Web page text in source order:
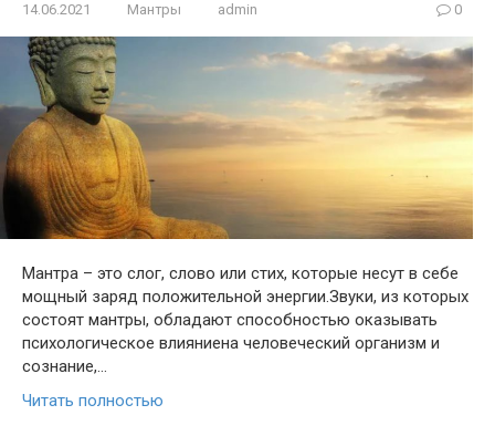
14.06.2021 Мантры admin 0
Мантра – это слог, слово или стих, которые несут в себе
мощный заряд положительной энергии.Звуки, из которых
состоят мантры, обладают способностью оказывать
психологическое влияниена человеческий организм и
сознание,…
Читать полностью